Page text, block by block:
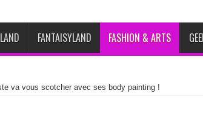
FANTAISYLAND FASHION & ARTS
va vous scotcher avec ses body painting !